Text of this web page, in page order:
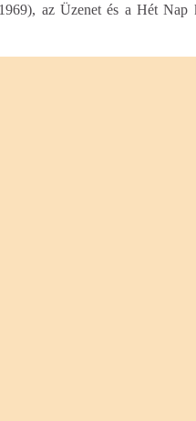
az Üzenet és a Hét